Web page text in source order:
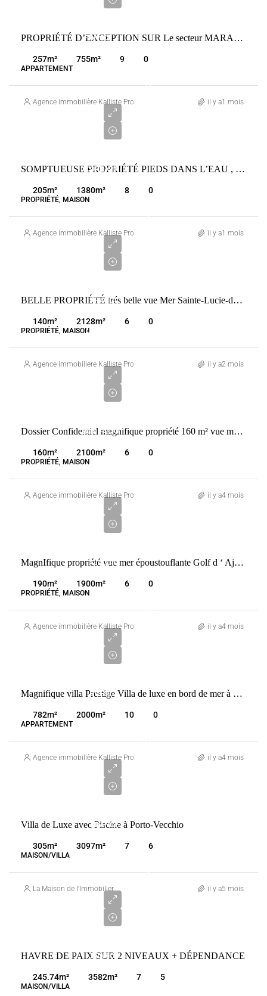
FRANCE
PROPRIÉTÉ D’EXCEPTION SUR Le secteur MARANA PIEDS DANS L EAU DIRECT
257m² 755m² 9 0
APPARTEMENT
Agence immobilière Kalliste Properties il y a1 mois
CORBARA
3
SOMPTUEUSE PROPRIÉTÉ PIEDS DANS L’EAU , MARINE DE DAVIA 20256 CORBAR
205m² 1380m² 8 0
PROPRIÉTÉ, MAISON
Agence immobilière Kalliste Properties il y a1 mois
FRANCE
LUCIE-DE-
VECCHIO
1
BELLE PROPRIÉTÉ trés belle vue Mer Sainte-Lucie-de-Porto-Vecchio
140m² 2128m² 6 0
PROPRIÉTÉ, MAISON
Agence immobilière Kalliste Properties il y a2 mois
BONIFACIO
Dossier Confidentiel magnifique propriété 160 m² vue mer proche golf de spérone bonifacio 20169
160m² 2100m² 6 0
PROPRIÉTÉ, MAISON
Agence immobilière Kalliste Properties il y a4 mois
AJACCIO
MagnIfique propriété vue mer époustouflante Golf d ‘ Ajaccio
190m² 1900m² 6 0
PROPRIÉTÉ, MAISON
Agence immobilière Kalliste Properties il y a4 mois
BRÉSIL
2
Magnifique villa Prestige Villa de luxe en bord de mer à Barracuda Resort-Itacare-
782m² 2000m² 10 0
APPARTEMENT
Agence immobilière Kalliste Properties il y a4 mois
FRANCE
2
Villa de Luxe avec Piscine à Porto-Vecchio
305m² 3097m² 7 6
MAISON/VILLA
La Maison de l’Immobilier il y a5 mois
FRANCE
1
HAVRE DE PAIX SUR 2 NIVEAUX + DÉPENDANCE
245.74m² 3582m² 7 5
MAISON/VILLA